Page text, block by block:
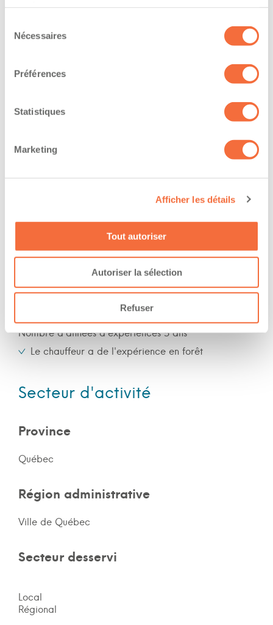
Nécessaires
Préférences
Statistiques
Marketing
Afficher les détails
Tout autoriser
Autoriser la sélection
Refuser
Formations / certifications - Mention F sur le
Formations / certifications - Mention M sur le
permis de conduire
The owner-operator has the ability to
work at/during :
Soir
Fin de semaine
Expérience
Nombre d'années d'expériences 5 ans
Le chauffeur a de l'expérience en forêt
Secteur d'activité
Province
Québec
Région administrative
Ville de Québec
Secteur desservi
Local
Régional